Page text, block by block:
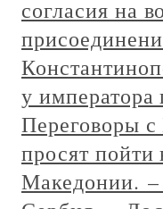
согласия на
у
Переговоры
просят пойти
Македонии.